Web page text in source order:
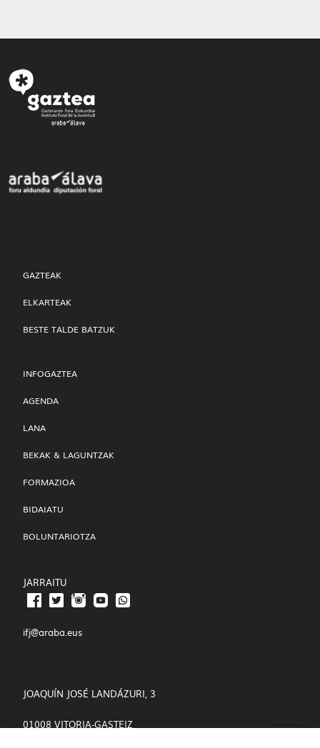
GAZTEAK
ELKARTEAK
BESTE TALDE BATZUK
INFOGAZTEA
AGENDA
LANA
BEKAK & LAGUNTZAK
FORMAZIOA
BIDAIATU
BOLUNTARIOTZA
JARRAITU
ifj@araba.eus
JOAQUÍN JOSÉ LANDÁZURI, 3
01008 VITORIA-GASTEIZ